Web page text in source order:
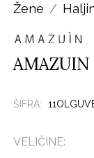
Žene
AMAZUIN
ŠIFRA:
VELIČINE: